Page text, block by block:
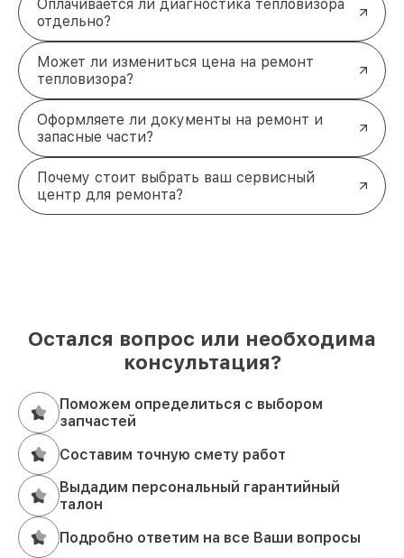
Оплачивается ли диагностика тепловизора
отдельно?
Может ли измениться цена на ремонт
тепловизора?
Оформляете ли документы на ремонт и
запасные части?
Почему стоит выбрать ваш сервисный
центр для ремонта?
Остался вопрос или необходима
консультация?
Поможем определиться с выбором
запчастей
Составим точную смету работ
Выдадим персональный гарантийный
талон
Подробно ответим на все Ваши вопросы